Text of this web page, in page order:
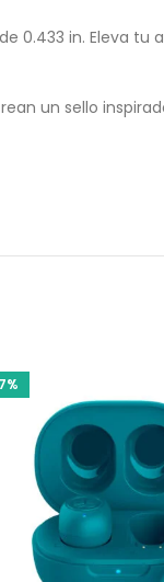
0.433 in. Eleva tu
un sello